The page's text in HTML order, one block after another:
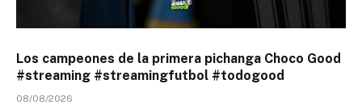
Los campeones de la primera pichanga Choco Good
#streaming #streamingfutbol #todogood
08/08/2026